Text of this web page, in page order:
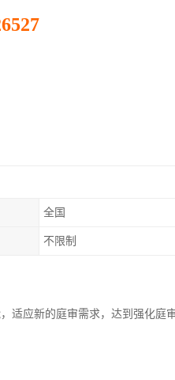
全国
不限制
适应新的庭审需求，达到强化庭